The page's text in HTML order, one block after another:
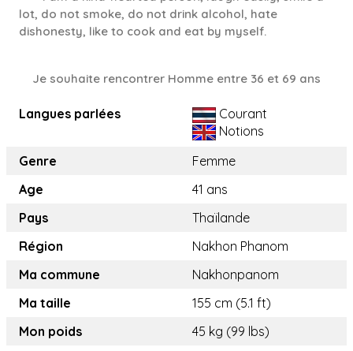
lot, do not smoke, do not drink alcohol, hate
dishonesty, like to cook and eat by myself.
Je souhaite rencontrer Homme entre 36 et 69 ans
Langues parlées
Courant
Notions
Genre
Femme
Age
41 ans
Pays
Thaïlande
Région
Nakhon Phanom
Ma commune
Nakhonpanom
Ma taille
155 cm (5.1 ft)
Mon poids
45 kg (99 lbs)